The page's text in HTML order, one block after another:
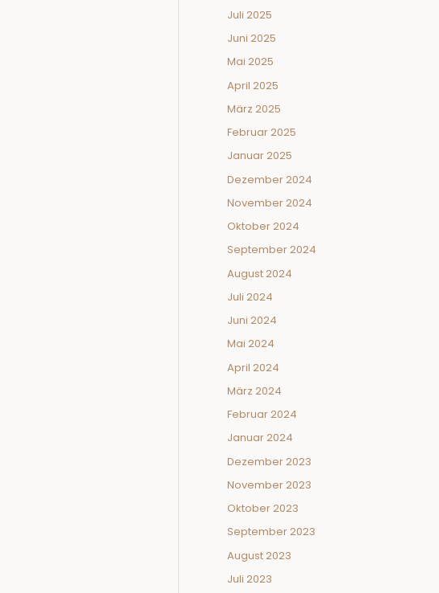
Juli 2025
Juni 2025
Mai 2025
April 2025
März 2025
Februar 2025
Januar 2025
Dezember 2024
November 2024
Oktober 2024
September 2024
August 2024
Juli 2024
Juni 2024
Mai 2024
April 2024
März 2024
Februar 2024
Januar 2024
Dezember 2023
November 2023
Oktober 2023
September 2023
August 2023
Juli 2023